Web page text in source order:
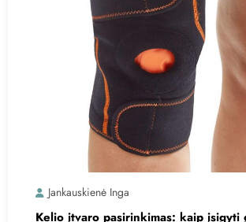
Jankauskienė Inga
Kelio įtvaro pasirinkimas: kaip įsigyti